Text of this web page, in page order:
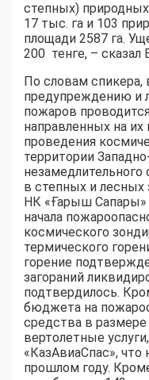
степных)
17 тыс. га и 103
площади 2587 га.
200 тенге, – сказал
По словам спикера,
предупреждению и
пожаров
направленных на их
проведения
территории
незамедлительного
в степных и лесных
НК «Ғарыш Сапары»
начала
космического
термического
горение
загораний
подтвердилось.
бюджета на
средства в
вертолетные
«КазАвиаСпас», что
прошлом году.